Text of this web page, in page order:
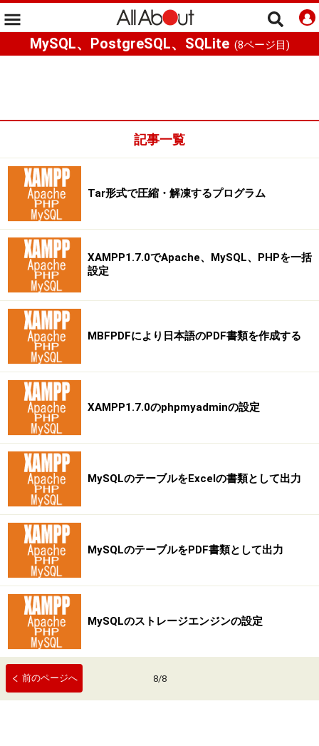
MySQL、PostgreSQL、SQLite (8ページ目)
記事一覧
Tar形式で圧縮・解凍するプログラム
XAMPP1.7.0でApache、MySQL、PHPを一括
設定
MBFPDFにより日本語のPDF書類を作成する
XAMPP1.7.0のphpmyadminの設定
MySQLのテーブルをExcelの書類として出力
MySQLのテーブルをPDF書類として出力
MySQLのストレージエンジンの設定
前のページへ 8/8